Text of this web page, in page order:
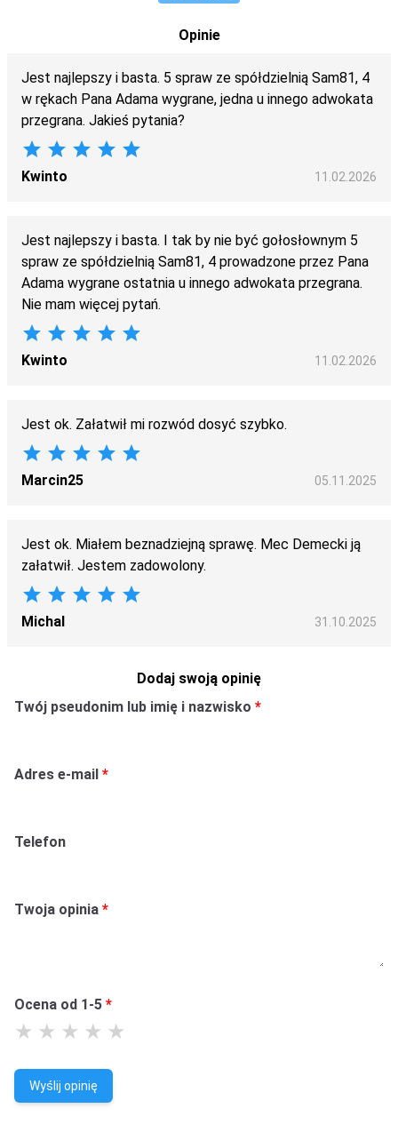
Opinie
Jest najlepszy i basta. 5 spraw ze spółdzielnią Sam81, 4
w rękach Pana Adama wygrane, jedna u innego adwokata
przegrana. Jakieś pytania?
star star star star star
Kwinto 11.02.2026
Jest najlepszy i basta. I tak by nie być gołosłownym 5
spraw ze spółdzielnią Sam81, 4 prowadzone przez Pana
Adama wygrane ostatnia u innego adwokata przegrana.
Nie mam więcej pytań.
star star star star star
Kwinto 11.02.2026
Jest ok. Załatwił mi rozwód dosyć szybko.
star star star star star
Marcin25 05.11.2025
Jest ok. Miałem beznadziejną sprawę. Mec Demecki ją
załatwił. Jestem zadowolony.
star star star star star
Michal 31.10.2025
Dodaj swoją opinię
Twój pseudonim lub imię i nazwisko
Adres e-mail
Telefon
Twoja opinia
Ocena od 1-5
Wyślij opinię